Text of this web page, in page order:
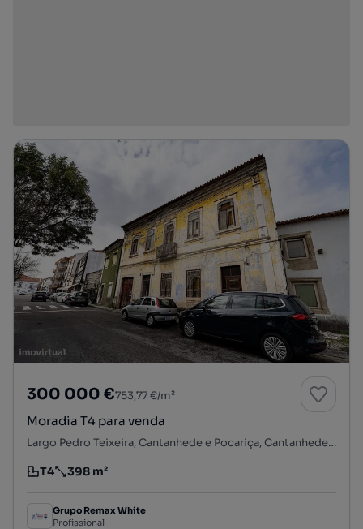
300 000 €753,77 €/m²
Moradia T4 para venda
Largo Pedro Teixeira, Cantanhede e Pocariça, Cantanhede, Coimbra
Tipologia
T4
Preço por metro quadrado
398 m²
Grupo Remax White
Profissional